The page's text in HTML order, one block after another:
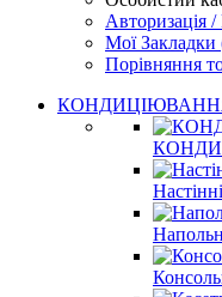
Авторизація /
Мої Закладки
Порівняння